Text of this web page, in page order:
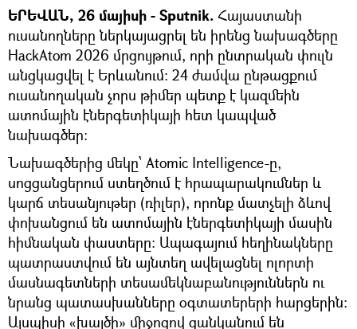
ԵՐԵՎԱՆ, 26 մայիսի - Sputnik. Հայաստանի
ուսանողները ներկայացրել են իրենց նախագծերը
HackAtom 2026 մրցույթում, որի ընտրական փուլն
անցկացվել է Երևանում։ 24 ժամվա ընթացքում
ուսանողական չորս թիմեր պետք է կազմեին
ատոմային էներգետիկայի հետ կապված
նախագծեր։
Նախագծերից մեկը՝ Atomic Intelligence-ը,
սոցցանցերում ստեղծում է հրապարակումներ և
կարճ տեսանյութեր (ռիլեր), որոնք մատչելի ձևով
փոխանցում են ատոմային էներգետիկայի մասին
հիմնական փաստերը։ Ապագայում հեղինակները
պատրաստվում են այնտեղ ավելացնել ոլորտի
մասնագետների տեսամեկնաբանություններն ու
նրանց պատասխանները օգտատերերի հարցերին։
Այսպիսի «խայծի» միջոցով ցանկանում են